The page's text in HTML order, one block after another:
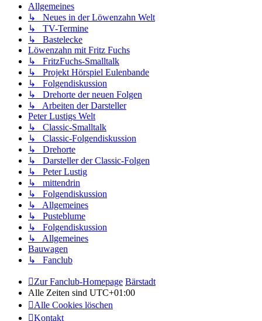
Allgemeines
↳ Neues in der Löwenzahn Welt
↳ TV-Termine
↳ Bastelecke
Löwenzahn mit Fritz Fuchs
↳ FritzFuchs-Smalltalk
↳ Projekt Hörspiel Eulenbande
↳ Folgendiskussion
↳ Drehorte der neuen Folgen
↳ Arbeiten der Darsteller
Peter Lustigs Welt
↳ Classic-Smalltalk
↳ Classic-Folgendiskussion
↳ Drehorte
↳ Darsteller der Classic-Folgen
↳ Peter Lustig
↳ mittendrin
↳ Folgendiskussion
↳ Allgemeines
↳ Pusteblume
↳ Folgendiskussion
↳ Allgemeines
Bauwagen
↳ Fanclub
Zur Fanclub-Homepage Bärstadt
Alle Zeiten sind UTC+01:00
Alle Cookies löschen
Kontakt